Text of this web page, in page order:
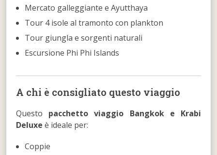
Mercato galleggiante e Ayutthaya
Tour 4 isole al tramonto con plankton
Tour giungla e sorgenti naturali
Escursione Phi Phi Islands
A chi è consigliato questo viaggio
Questo pacchetto viaggio Bangkok e Krabi
Deluxe è ideale per:
Coppie